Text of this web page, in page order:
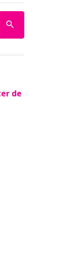
search
de